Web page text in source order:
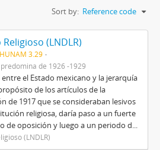
Sort by: Reference code
(LNDLR)
3.29
de 1926 -1929
el Estado mexicano y la jerarquía
de los artículos de la
de 1917 que se consideraban lesivos
religiosa, daría paso a un fuerte
de oposición y luego a un periodo d...
(LNDLR)